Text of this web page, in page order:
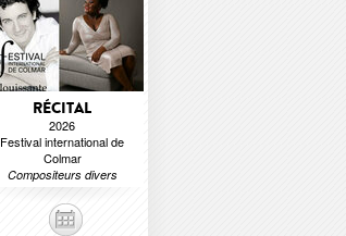
RÉCITAL
2026
Festival international de
Colmar
Compositeurs divers